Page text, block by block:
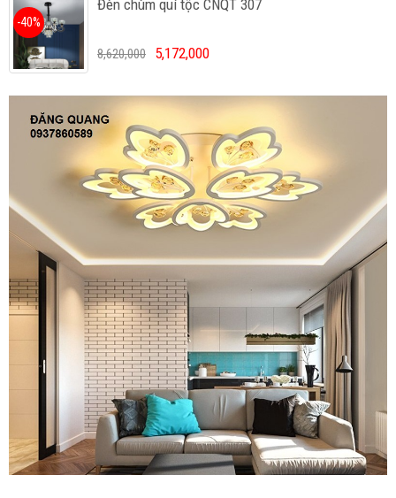
Đèn chùm quí tộc CNQT 307
-40%
8,620,000 5,172,000